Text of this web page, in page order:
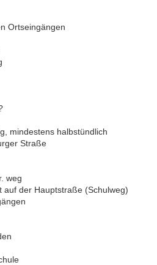
Ortseingängen
mindestens halbstündlich
Straße
weg
auf der Hauptstraße (Schulweg)